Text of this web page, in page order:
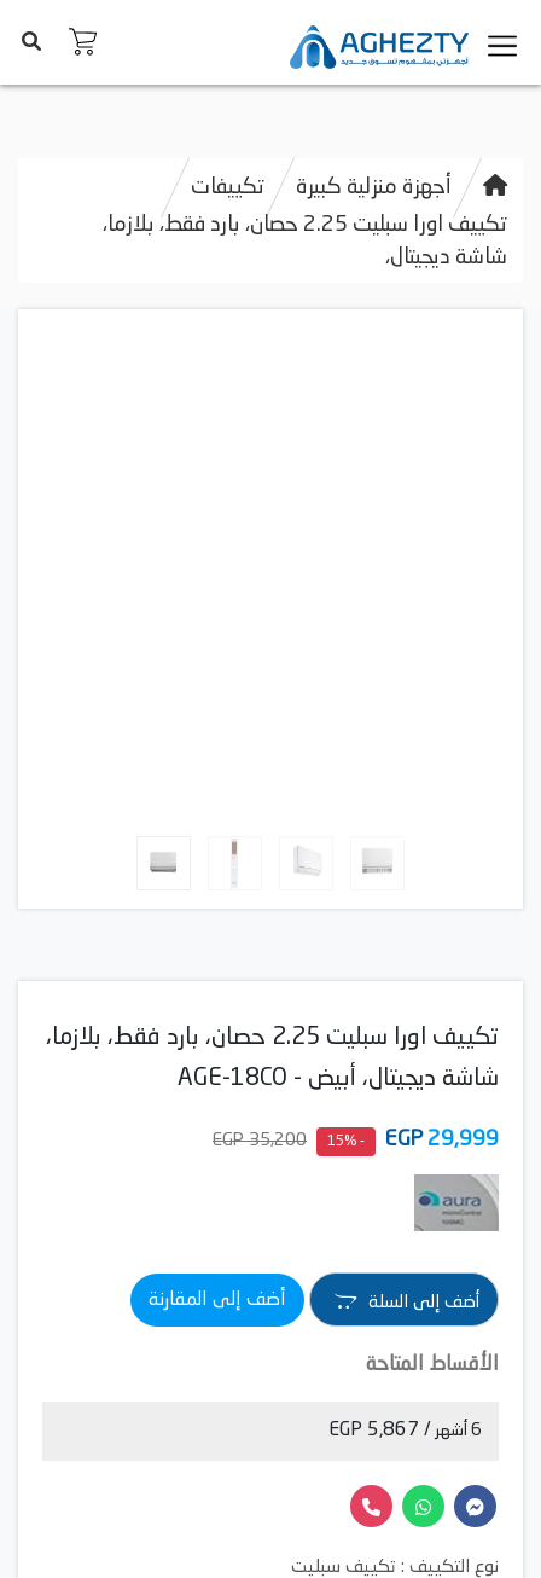
أجهزة منزلية كبيرة
تكييفات
تكييف اورا سبليت 2.25 حصان، بارد فقط، بلازما،
شاشة ديجيتال،
تكييف اورا سبليت 2.25 حصان، بارد فقط، بلازما،
شاشة ديجيتال، أبيض - AGE-18CO
29,999
EGP
- 15%
35,200 EGP
أضف إلى السلة أضف إلى المقارنة
الأقساط المتاحة
6 أشهر / 5,867 EGP
نوع التكييف : تكييف سبليت